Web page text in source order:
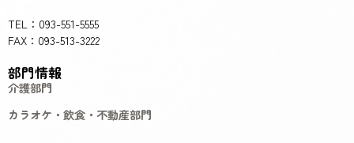
TEL：093-551-5555
FAX：093-513-3222
部門情報
介護部門
カラオケ・飲食・不動産部門